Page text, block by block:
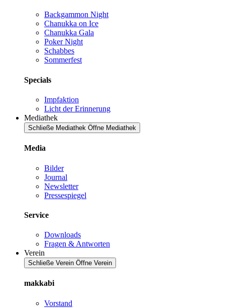
Backgammon Night
Chanukka on Ice
Chanukka Gala
Poker Night
Schabbes
Sommerfest
Specials
Impfaktion
Licht der Erinnerung
Mediathek
Schließe Mediathek Öffne Mediathek
Media
Bilder
Journal
Newsletter
Pressespiegel
Service
Downloads
Fragen & Antworten
Verein
Schließe Verein Öffne Verein
makkabi
Vorstand